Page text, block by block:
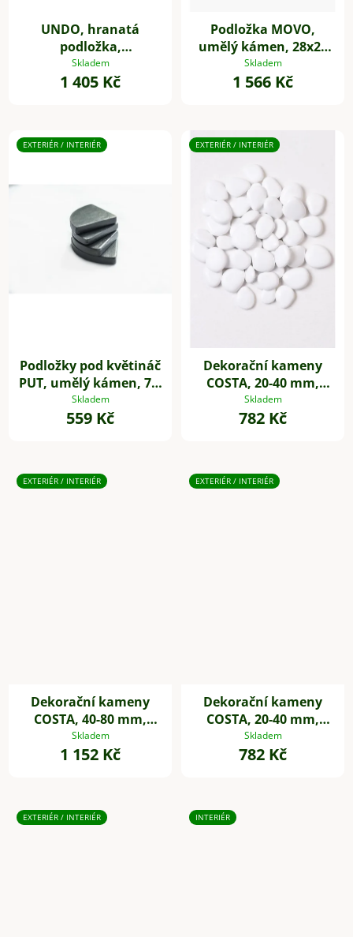
UNDO, hranatá
podložka,
sklolaminát, 34 * 34
cm, antracit
Skladem
1 405 Kč
Podložka MOVO,
umělý kámen, 28x28
cm, šedá
Skladem
1 566 Kč
EXTERIÉR / INTERIÉR
Podložky pod květináč
PUT, umělý kámen, 7 x
7 cm, 4-set, šedé
Skladem
559 Kč
EXTERIÉR / INTERIÉR
Dekorační kameny
COSTA, 20-40 mm,
plast, bílá
Skladem
782 Kč
EXTERIÉR / INTERIÉR
Dekorační kameny
COSTA, 40-80 mm,
plast, černá
Skladem
1 152 Kč
EXTERIÉR / INTERIÉR
Dekorační kameny
COSTA, 20-40 mm,
plast, šedá
Skladem
782 Kč
EXTERIÉR / INTERIÉR INTERIÉR